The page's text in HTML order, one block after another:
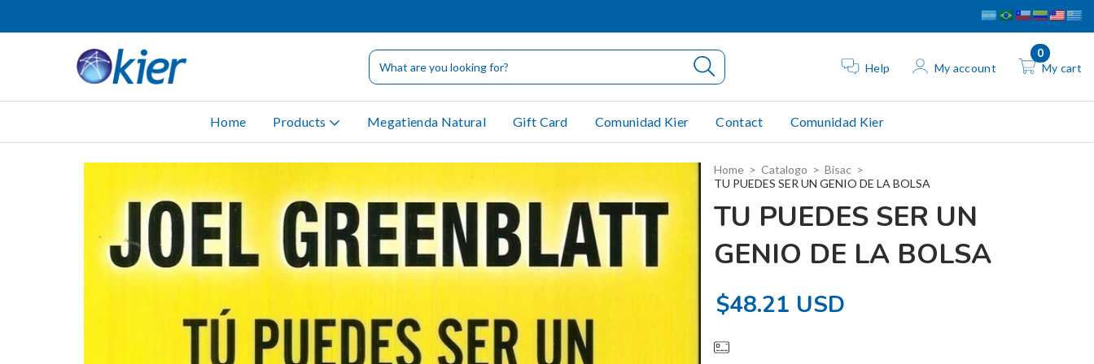
Help My account My cart
0
Home Products Megatienda Natural Gift Card Comunidad Kier Contact Comunidad Kier
Home > Catalogo > Bisac >
TU PUEDES SER UN GENIO DE LA BOLSA
TU PUEDES SER UN
GENIO DE LA BOLSA
$48.21 USD